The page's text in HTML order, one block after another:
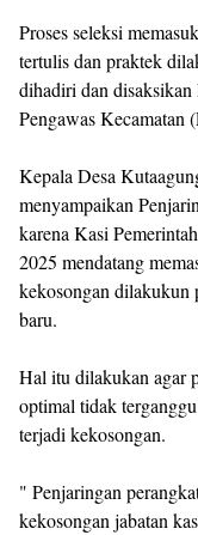
Proses seleksi
tertulis dan praktek
dihadiri dan
Pengawas Kecamatan
Kepala Desa
menyampaikan
karena Kasi
2025 mendatang
kekosongan dilakukun
baru.
Hal itu dilakukan agar
optimal tidak
terjadi kekosongan.
" Penjaringan
kekosongan jabatan